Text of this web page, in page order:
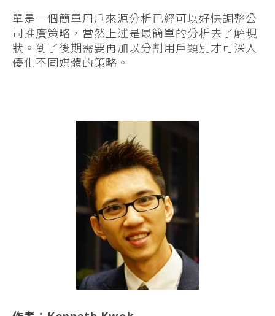
單是一個簡單用戶來源分析已經可以好快調整公
司推廣策略，當然上述是最簡單的分析去了解現
狀。到了後期需要再加以分割用戶類別才可深入
優化不同媒體的策略。